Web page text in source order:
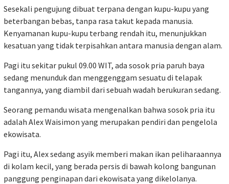
Sesekali pengujung dibuat terpana dengan kupu-kupu yang
beterbangan bebas, tanpa rasa takut kepada manusia.
Kenyamanan kupu-kupu terbang rendah itu, menunjukkan
kesatuan yang tidak terpisahkan antara manusia dengan alam.
Pagi itu sekitar pukul 09.00 WIT, ada sosok pria paruh baya
sedang menunduk dan menggenggam sesuatu di telapak
tangannya, yang diambil dari sebuah wadah berukuran sedang.
Seorang pemandu wisata mengenalkan bahwa sosok pria itu
adalah Alex Waisimon yang merupakan pendiri dan pengelola
ekowisata.
Pagi itu, Alex sedang asyik memberi makan ikan peliharaannya
di kolam kecil, yang berada persis di bawah kolong bangunan
panggung penginapan dari ekowisata yang dikelolanya.